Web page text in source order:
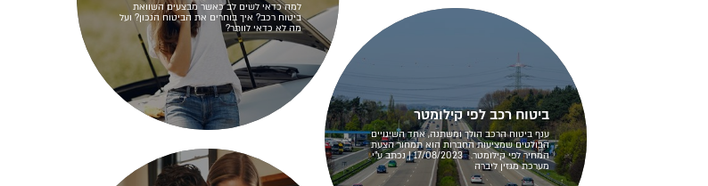
למה כדאי לשים לב כאשר מבצעים השוואת
ביטוח רכב? איך בוחרים את הביטוח הנכון? ועל
מה לא כדאי לוותר?
ביטוח רכב לפי קילומטר
ענף ביטוח הרכב הולך ומשתנה, אחד השינויים
הבולטים שמציעות החברות הוא תמחור הצעת
המחיר לפי קילומטר. 17/08/2023 | נכתב ע"י
מערכת מגזין ליברה